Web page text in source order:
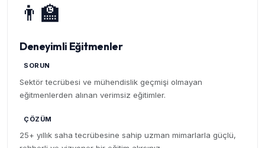
👨‍🏫
Deneyimli Eğitmenler
SORUN
Sektör tecrübesi ve mühendislik geçmişi olmayan
eğitmenlerden alınan verimsiz eğitimler.
ÇÖZÜM
25+ yıllık saha tecrübesine sahip uzman mimarlarla güçlü,